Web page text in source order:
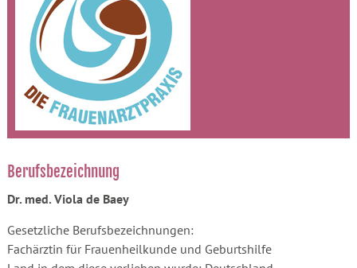
Berufsbezeichnung
Dr. med. Viola de Baey
Gesetzliche Berufsbezeichnungen:
Fachärztin für Frauenheilkunde und Geburtshilfe